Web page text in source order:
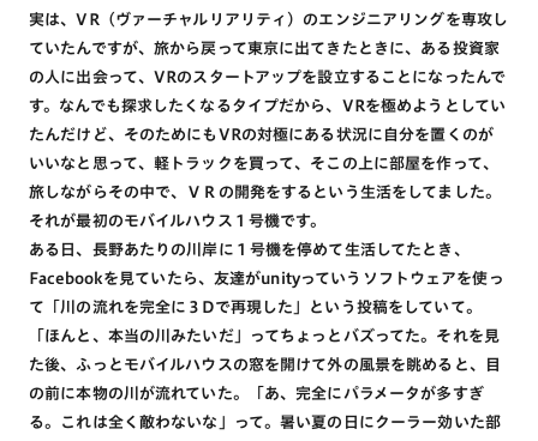
実は、VR（ヴァーチャルリアリティ）のエンジニアリングを専攻し
ていたんですが、旅から戻って東京に出てきたときに、ある投資家
の人に出会って、VRのスタートアップを設立することになったんで
す。なんでも探求したくなるタイプだから、VRを極めようとしてい
たんだけど、そのためにもVRの対極にある状況に自分を置くのが
いいなと思って、軽トラックを買って、そこの上に部屋を作って、
旅しながらその中で、ＶＲの開発をするという生活をしてました。
それが最初のモバイルハウス１号機です。
ある日、長野あたりの川岸に１号機を停めて生活してたとき、
Facebookを見ていたら、友達がunityっていうソフトウェアを使っ
て「川の流れを完全に３Dで再現した」という投稿をしていて。
「ほんと、本当の川みたいだ」ってちょっとバズってた。それを見
た後、ふっとモバイルハウスの窓を開けて外の風景を眺めると、目
の前に本物の川が流れていた。「あ、完全にパラメータが多すぎ
る。これは全く敵わないな」って。暑い夏の日にクーラー効いた部